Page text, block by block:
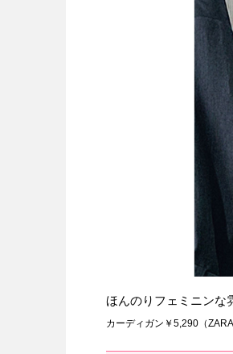
ほんのりフェミニンな
カーディガン￥5,290（ZARA